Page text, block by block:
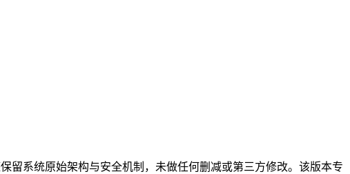
留系统原始架构与安全机制，未做任何删减或第三方修改。该版本专